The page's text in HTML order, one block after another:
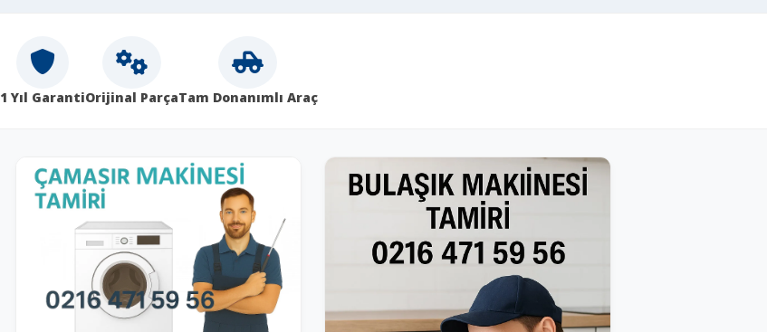
1 Yıl GarantiOrijinal ParçaTam Donanımlı Araç